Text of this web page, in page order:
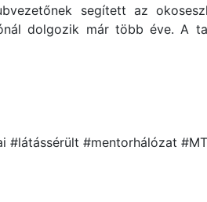
segített az
dolgozik már több éve. A
#mentorhálózat